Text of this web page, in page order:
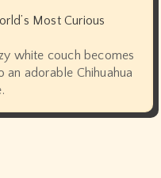
Most Curious
white couch becomes
an adorable Chihuahua